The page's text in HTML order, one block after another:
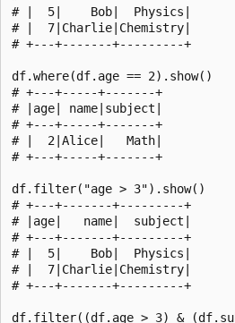
# |  5|    Bob|  Physics|
# |  7|Charlie|Chemistry|
# +---+-------+---------+
df.where(df.age == 2).show()
# +---+-----+-------+
# |age| name|subject|
# +---+-----+-------+
# |  2|Alice|   Math|
# +---+-----+-------+
df.filter("age > 3").show()
# +---+-------+---------+
# |age|   name|  subject|
# +---+-------+---------+
# |  5|    Bob|  Physics|
# |  7|Charlie|Chemistry|
# +---+-------+---------+
df.filter((df.age > 3) &